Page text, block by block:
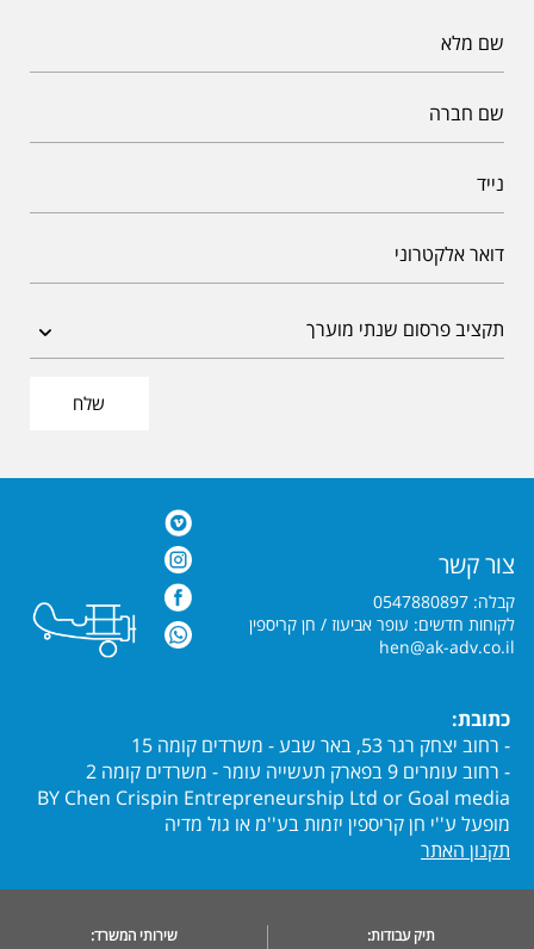
שלח
צור קשר
קבלה: 0547880897
לקוחות חדשים: עופר אביעוז / חן קריספין
hen@ak-adv.co.il
כתובת:
- רחוב יצחק רגר 53, באר שבע - משרדים קומה 15
- רחוב עומרים 9 בפארק תעשייה עומר - משרדים קומה 2
BY Chen Crispin Entrepreneurship Ltd or Goal media
מופעל ע''י חן קריספין יזמות בע''מ או גול מדיה
תקנון האתר
תיק עבודות: שירותי המשרד: